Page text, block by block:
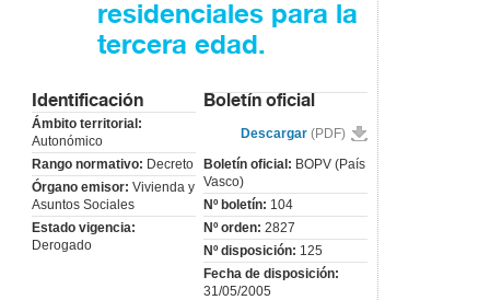
residenciales para la
tercera edad.
Identificación
Ámbito territorial:
Autonómico
Rango normativo: Decreto
Órgano emisor: Vivienda y
Asuntos Sociales
Estado vigencia:
Derogado
Boletín oficial
Descargar (PDF)
Boletín oficial: BOPV (País
Vasco)
Nº boletín: 104
Nº orden: 2827
Nº disposición: 125
Fecha de disposición:
31/05/2005